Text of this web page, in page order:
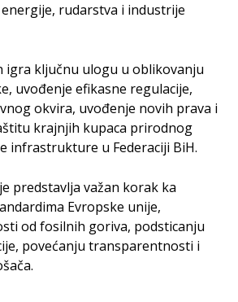
rudarstva i industrije
igra ključnu ulogu u oblikovanju
uvođenje efikasne regulacije,
okvira, uvođenje novih prava i
krajnjih kupaca prirodnog
infrastrukture u Federaciji BiH.
predstavlja važan korak ka
Evropske unije,
od fosilnih goriva, podsticanju
povećanju transparentnosti i